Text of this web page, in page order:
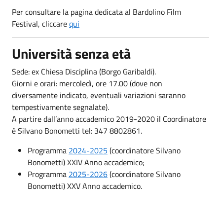
Per consultare la pagina dedicata al Bardolino Film
Festival, cliccarequi
Università senza età
Sede: ex Chiesa Disciplina (Borgo Garibaldi).
Giorni e orari: mercoledì, ore 17.00 (dove non
diversamente indicato, eventuali variazioni saranno
tempestivamente segnalate).
A partire dall’anno accademico 2019-2020 il Coordinatore
è Silvano Bonometti tel: 347 8802861.
Programma 2024-2025 (coordinatore Silvano
Bonometti) XXIV Anno accademico;
Programma 2025-2026(coordinatore Silvano
Bonometti) XXV Anno accademico.